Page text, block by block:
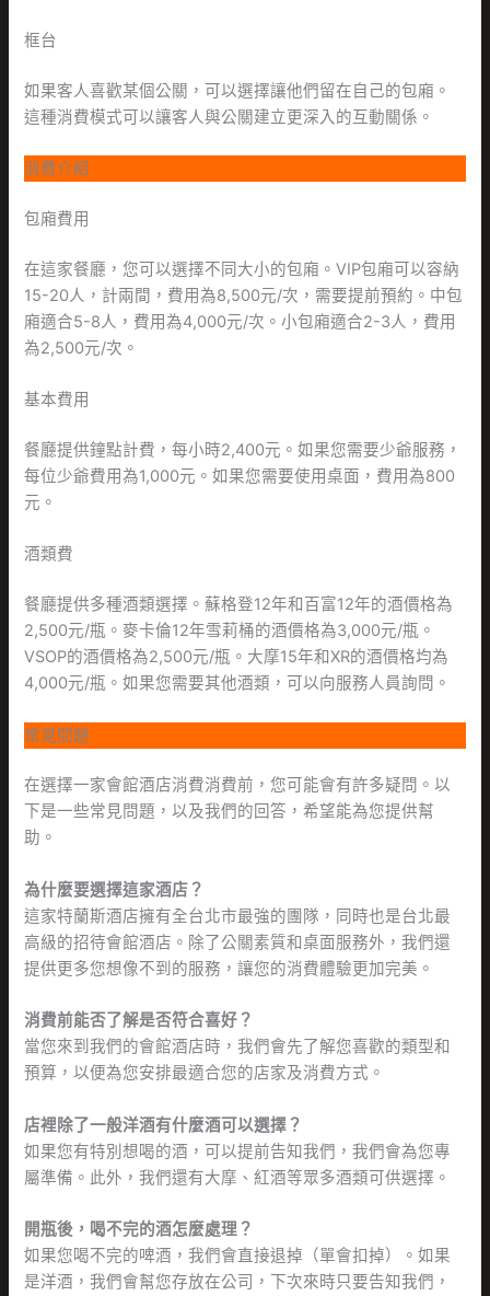
框台
如果客人喜歡某個公關，可以選擇讓他們留在自己的包廂。
這種消費模式可以讓客人與公關建立更深入的互動關係。
消費介紹
包廂費用
在這家餐廳，您可以選擇不同大小的包廂。VIP包廂可以容納
15-20人，計兩間，費用為8,500元/次，需要提前預約。中包
廂適合5-8人，費用為4,000元/次。小包廂適合2-3人，費用
為2,500元/次。
基本費用
餐廳提供鐘點計費，每小時2,400元。如果您需要少爺服務，
每位少爺費用為1,000元。如果您需要使用桌面，費用為800
元。
酒類費
餐廳提供多種酒類選擇。蘇格登12年和百富12年的酒價格為
2,500元/瓶。麥卡倫12年雪莉桶的酒價格為3,000元/瓶。
VSOP的酒價格為2,500元/瓶。大摩15年和XR的酒價格均為
4,000元/瓶。如果您需要其他酒類，可以向服務人員詢問。
常見問題
在選擇一家會館酒店消費消費前，您可能會有許多疑問。以
下是一些常見問題，以及我們的回答，希望能為您提供幫
助。
為什麼要選擇這家酒店？
這家特蘭斯酒店擁有全台北市最強的團隊，同時也是台北最
高級的招待會館酒店。除了公關素質和桌面服務外，我們還
提供更多您想像不到的服務，讓您的消費體驗更加完美。
消費前能否了解是否符合喜好？
當您來到我們的會館酒店時，我們會先了解您喜歡的類型和
預算，以便為您安排最適合您的店家及消費方式。
店裡除了一般洋酒有什麼酒可以選擇？
如果您有特別想喝的酒，可以提前告知我們，我們會為您專
屬準備。此外，我們還有大摩、紅酒等眾多酒類可供選擇。
開瓶後，喝不完的酒怎麼處理？
如果您喝不完的啤酒，我們會直接退掉（單會扣掉）。如果
是洋酒，我們會幫您存放在公司，下次來時只要告知我們，